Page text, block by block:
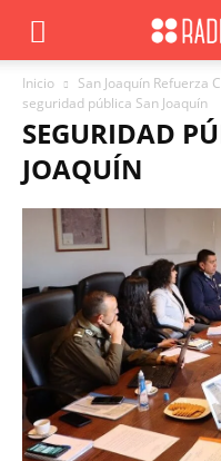
Inicio
San Joaquín Refuerza
seguridad pública San Joaquín
SEGURIDAD
JOAQUÍN